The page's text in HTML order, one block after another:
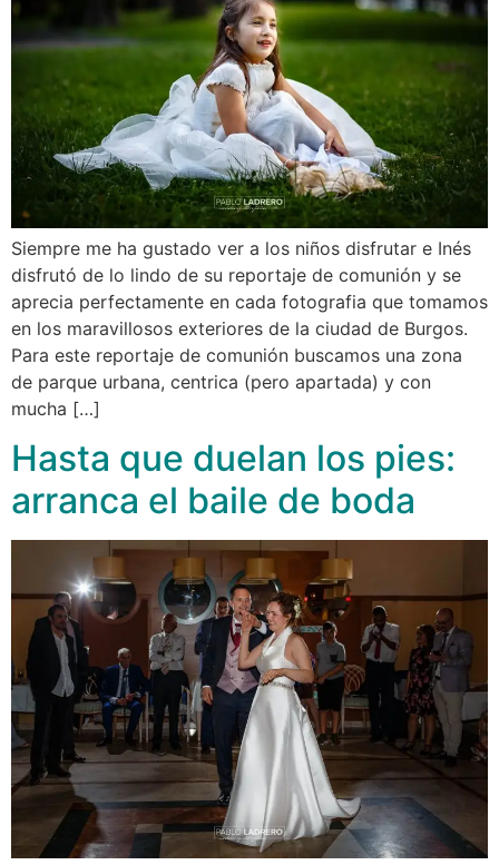
Siempre me ha gustado ver a los niños disfrutar e Inés
disfrutó de lo lindo de su reportaje de comunión y se
aprecia perfectamente en cada fotografia que tomamos
en los maravillosos exteriores de la ciudad de Burgos.
Para este reportaje de comunión buscamos una zona
de parque urbana, centrica (pero apartada) y con
mucha […]
Hasta que duelan los pies:
arranca el baile de boda